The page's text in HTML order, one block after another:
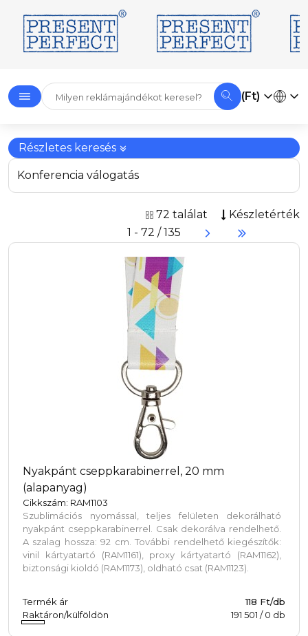
(Ft)
Részletes keresés
Konferencia válogatás
72 találat
Készletérték
1 - 72 / 135
Nyakpánt cseppkarabinerrel, 20 mm
(alapanyag)
Cikkszám: RAM1103
Szublimációs nyomással, teljes felületen dekorálható
nyakpánt cseppkarabinerrel. Csak dekorálva rendelhető.
A szalag hossza: 92 cm. További rendelhető kiegészítők:
vinil kártyatartó (RAM1161), proxy kártyatartó (RAM1162),
biztonsági kioldó (RAM1173), oldható csat (RAM1123).
Termék ár
118 Ft/db
Raktáron/külföldön
191 501 /0 db